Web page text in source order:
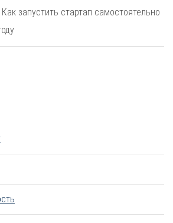
Как запустить стартап самостоятельно